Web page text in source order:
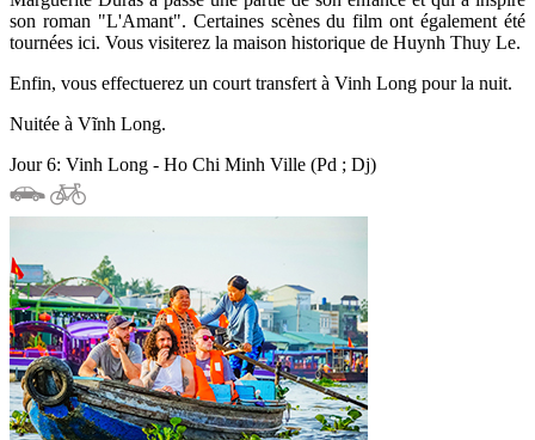
son roman "L'Amant". Certaines scènes du film ont également été
tournées ici. Vous visiterez la maison historique de Huynh Thuy Le.
Enfin, vous effectuerez un court transfert à Vinh Long pour la nuit.
Nuitée à Vĩnh Long.
Jour 6: Vinh Long - Ho Chi Minh Ville (Pd ; Dj)